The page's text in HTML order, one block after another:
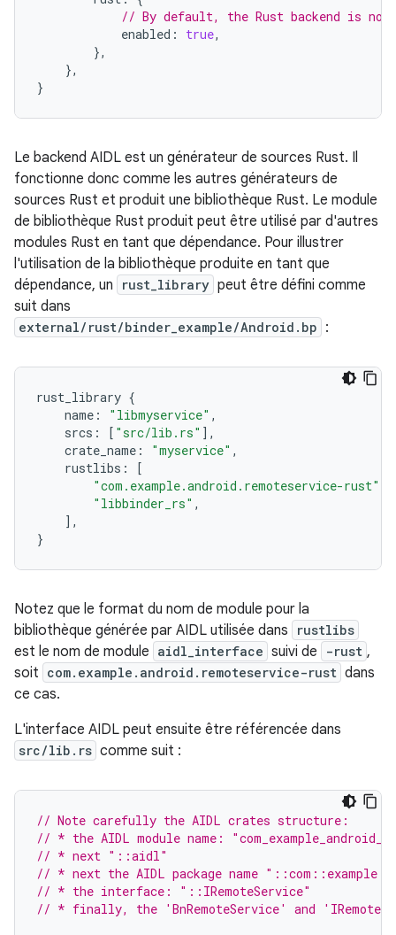
// By default, the Rust backend is not
enabled : true,
},
},
}
Le backend AIDL est un générateur de sources Rust. Il
fonctionne donc comme les autres générateurs de
sources Rust et produit une bibliothèque Rust. Le module
de bibliothèque Rust produit peut être utilisé par d'autres
modules Rust en tant que dépendance. Pour illustrer
l'utilisation de la bibliothèque produite en tant que
dépendance, un
rust_library peut être défini comme
suit dans
external/rust/binder_example/Android.bp :
rust_library {
name : "libmyservice" ,
srcs : [ "src/lib.rs" ],
crate_name : "myservice" ,
rustlibs :
[
"com.example.android.remoteservice-rust"
"libbinder_rs" ,
],
}
Notez que le format du nom de module pour la
bibliothèque générée par AIDL utilisée dans
rustlibs
est le nom de module aidl_interface suivi de -rust ,
soit com.example.android.remoteservice-rust dans
ce cas.
L'interface AIDL peut ensuite être référencée dans
src/lib.rs comme suit :
// Note carefully the AIDL crates structure:
// * the AIDL module name:
// * next "::aidl"
// * next the AIDL package name
// * the interface: "::IRemoteService"
// * finally, the 'BnRemoteService' and